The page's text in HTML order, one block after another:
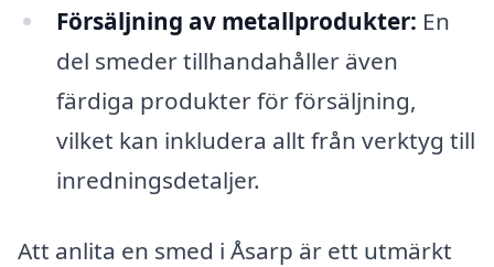
Försäljning av metallprodukter: En
del smeder tillhandahåller även
färdiga produkter för försäljning,
vilket kan inkludera allt från verktyg till
inredningsdetaljer.
Att anlita en smed i Åsarp är ett utmärkt